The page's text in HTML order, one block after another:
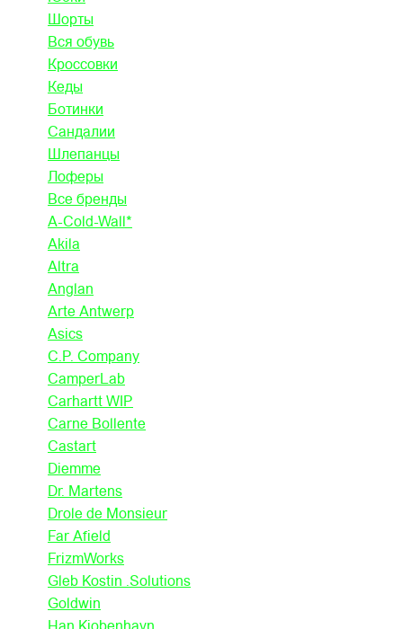
Шорты
Вся обувь
Кроссовки
Кеды
Ботинки
Сандалии
Шлепанцы
Лоферы
Все бренды
A-Cold-Wall*
Akila
Altra
Anglan
Arte Antwerp
Asics
C.P. Company
CamperLab
Carhartt WIP
Carne Bollente
Castart
Diemme
Dr. Martens
Drole de Monsieur
Far Afield
FrizmWorks
Gleb Kostin .Solutions
Goldwin